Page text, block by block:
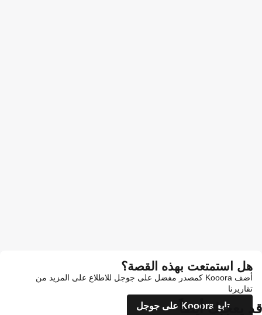
هل استمتعت بهذه القصة؟
أضف Kooora كمصدر مفضل على جوجل للاطلاع على المزيد من
تقاريرنا
تابع Kooora على جوجل
قد يعجبك أيضاً